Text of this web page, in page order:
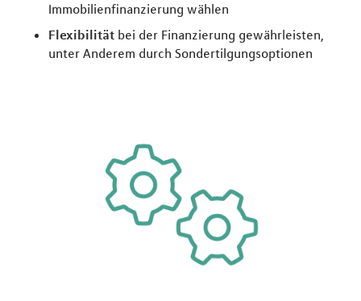
Immobilienfinanzierung wählen
Flexibilität bei der Finanzierung gewährleisten,
unter Anderem durch Sondertilgungsoptionen